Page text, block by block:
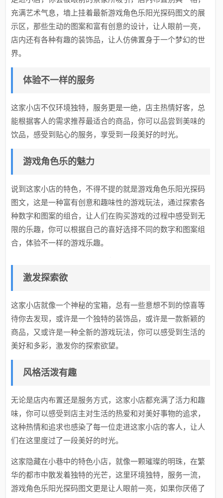
充满艺术气息，墙上挂着最新游戏角色乐阳光探码图文的展
示区，那些生动的图案和富有创意的设计，让人眼前一亮，
店内还有各种有趣的装饰品，让人仿佛置身于一个梦幻的世
界。
体验不一样的服务
这家小店不仅环境独特，服务更是一绝，店主热情好客，总
能根据客人的需求推荐最适合的商品，你可以品尝到美味的
饮品，感受到贴心的服务，享受到一段美好的时光。
游戏角色乐的魅力
说到这家小店的特色，不得不提的就是游戏角色乐阳光探码
图文，这是一种富有创意和趣味性的游戏玩法，通过探索各
种数字和图案的组合，让人们在购买游戏的过程中感受到无
限的乐趣，你可以根据自己的喜好选择不同的数字和图案组
合，体验不一样的游戏乐趣。
激发探索欲
这家小店就像一个神秘的宝箱，总有一些意想不到的惊喜等
待你去发现，或许是一个独特的装饰品，或许是一款新颖的
商品，又或许是一种全新的游戏玩法，你可以感受到生活的
美好和多彩，激发你的探索欲望。
风格活泼有趣
无论是店内布置还是服务方式，这家小店都充满了活力和趣
味，你可以感受到店主对生活的热爱和对美好事物的追求，
这种热情和追求也感染了每一位走进这家小店的客人，让人
们在这里度过了一段美好的时光。
这家隐藏在小巷中的特色小店，就像一颗璀璨的明珠，在繁
华的都市中散发着独特的光芒，这里环境独特，服务一流，
游戏角色乐阳光探码图文更是让人眼前一亮，如果你厌倦了